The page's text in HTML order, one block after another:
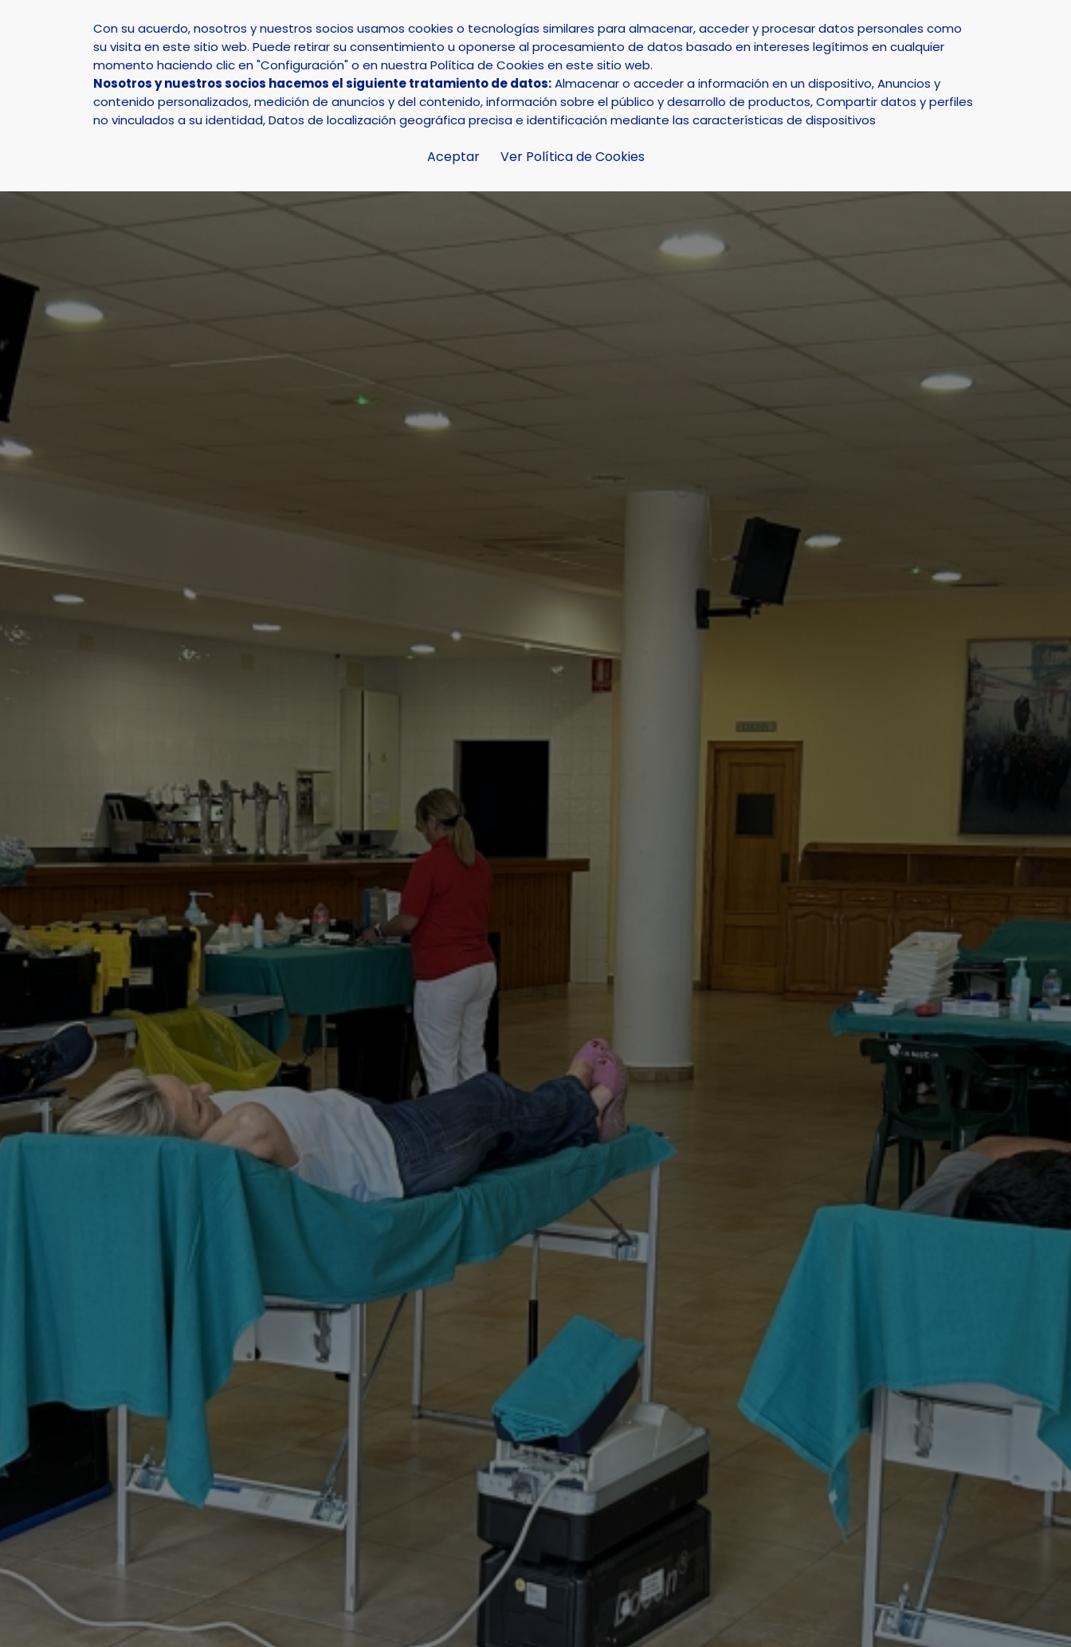
Select Language
INICIO AYUNTAMIENTO LA NUCÍA DEPORTE NATURALEZA SMART CITY
Con su acuerdo, nosotros y nuestros socios usamos cookies o tecnologías similares para almacenar, acceder y procesar datos personales como
su visita en este sitio web. Puede retirar su consentimiento u oponerse al procesamiento de datos basado en intereses legítimos en cualquier
momento haciendo clic en "Configuración" o en nuestra Política de Cookies en este sitio web.
Nosotros y nuestros socios hacemos el siguiente tratamiento de datos:Almacenar o acceder a información en un dispositivo, Anuncios y
contenido personalizados, medición de anuncios y del contenido, información sobre el público y desarrollo de productos, Compartir datos y perfiles
no vinculados a su identidad, Datos de localización geográfica precisa e identificación mediante las características de dispositivos
Aceptar Ver Política de Cookies
Actualidad Noticias Noticia - 53 donantes de sangre en la 5ª captación de 2026 en La Nucía